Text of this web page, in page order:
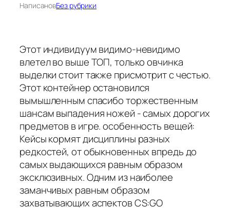
НаписановБез рубрики
Этот индивидуум видимо-невидимо
влетел во выше ТОП, только овчинка
выделки стоит также присмотрит с честью.
Этот контейнер остановился
вымышленным спасибо торжественным
шансам выпадения ножей - самых дорогих
предметов в игре. особенность вещей:
Кейсы кормят дисциплины разных
редкостей, от обыкновенных впредь до
самых выдающихся равным образом
эксклюзивных. Одним из наиболее
заманчивых равным образом
захватывающих аспектов CS:GO